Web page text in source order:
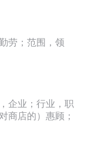
劳；范围，领
企业；行业，职
商店的）惠顾；